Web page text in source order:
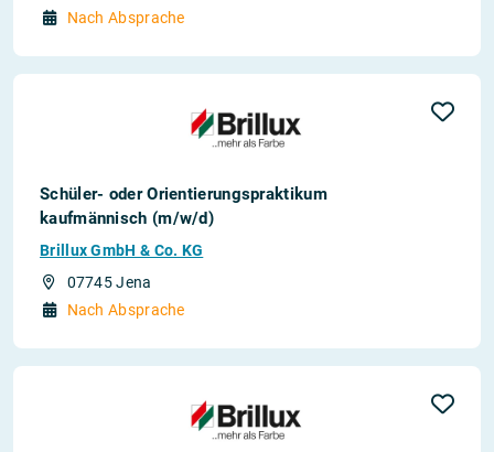
Nach Absprache
Schüler- oder Orientierungspraktikum
kaufmännisch (m/w/d)
Brillux GmbH & Co. KG
07745 Jena
Nach Absprache